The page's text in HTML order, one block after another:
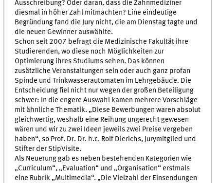
Ausschreibung? Oder daran, dass die Zahnmediziner
diesmal in höher Zahl mitmachten? Eine eindeutige
Begründung fand die Jury nicht, die am Dienstag tagte und
die neuen Gewinner auswählte.
Schon seit 2007 befragt die Medizinische Fakultät ihre
Studierenden, wo diese noch Möglichkeiten zur
Optimierung ihres Studiums sehen. Das können
zusätzliche Veranstaltungen sein oder auch ganz profan
Spinde und Trinkwasserautomaten im Lehrgebäude. Die
Entscheidung fiel nicht nur wegen der großen Beteiligung
schwer: In die engere Auswahl kamen mehrere Vorschläge
mit ähnliche Thematik. „Diese Bewerbungen waren absolut
gleichwertig, weshalb eine Reihung ungerecht gewesen
wären und wir zu zwei Ideen jeweils zwei Preise vergeben
haben“, so Prof. Dr. Dr. h.c. Rolf Dierichs, Jurymitglied und
Stifter der StipVisite.
Als Neuerung gab es neben bestehenden Kategorien wie
„Curriculum“, „Evaluation“ und „Organisation“ erstmals
eine Rubrik „Multimedia“. „Die Vielzahl der Einsendungen